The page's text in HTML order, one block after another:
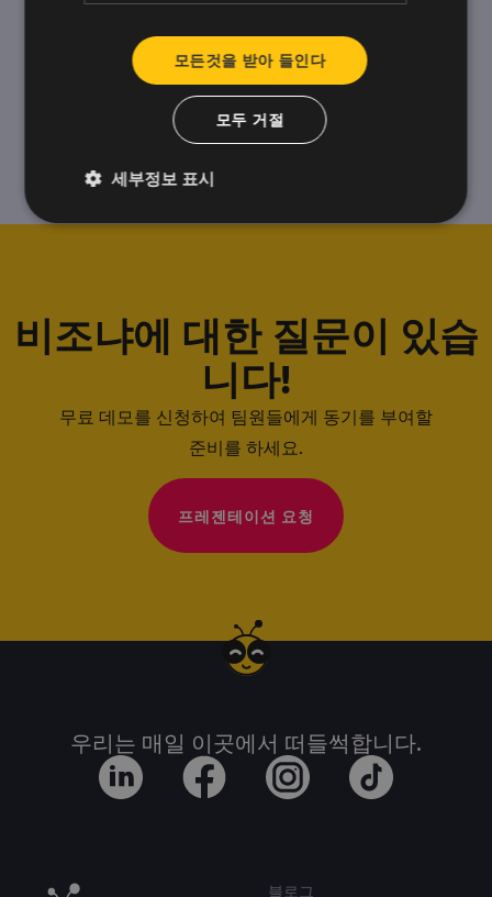
비조냐에 대한 질문이 있습
니다!
무료 데모를 신청하여 팀원들에게 동기를 부여할
준비를 하세요.
프레젠테이션 요청
우리는 매일 이곳에서 떠들썩합니다.
블로그
모든것을 받아 들인다
모두 거절
세부정보 표시